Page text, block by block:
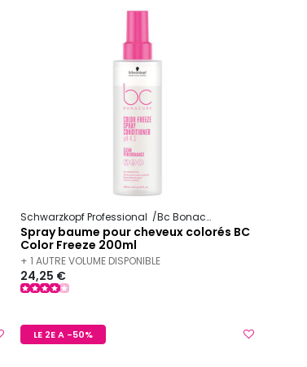
Schwarzkopf Professional Bc Bonacure
Spray baume pour cheveux colorés BC
Color Freeze 200ml
+ 1 AUTRE VOLUME DISPONIBLE
24,25 €
LE 2E A -50%